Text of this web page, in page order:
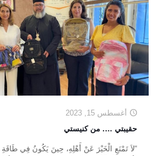
أغسطس 15, 2023
حقيبتي …. من كنيستي
“لاَ تَمْنَعِ الْخَيْرَ عَنْ أَهْلِهِ، حِينَ يَكُونُ فِي